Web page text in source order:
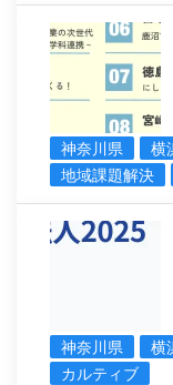
神奈川県 横
地域課題解決
神奈川県
横
カルティブ